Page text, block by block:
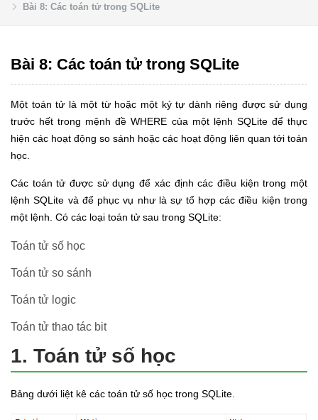
Bài 8: Các toán tử trong SQLite
Bài 8: Các toán tử trong SQLite
Một toán tử là một từ hoặc một ký tự dành riêng được sử dụng
trước hết trong mệnh đề WHERE của một lệnh SQLite để thực
hiện các hoạt động so sánh hoặc các hoạt động liên quan tới toán
học.
Các toán tử được sử dụng để xác định các điều kiện trong một
lệnh SQLite và để phục vụ như là sự tổ hợp các điều kiện trong
một lệnh. Có các loại toán tử sau trong SQLite:
Toán tử số học
Toán tử so sánh
Toán tử logic
Toán tử thao tác bit
1. Toán tử số học
Bảng dưới liệt kê các toán tử số học trong SQLite.